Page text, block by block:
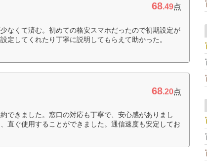
68.49点
なくて済む。初めての格安スマホだったので初期設定が
定してくれたり丁寧に説明してもらえて助かった。
68.20点
できました。窓口の対応も丁寧で、安心感がありまし
直ぐ使用することができました。通信速度も安定してお